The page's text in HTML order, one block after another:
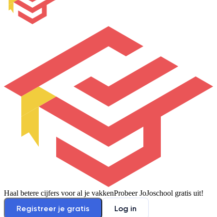
Haal betere cijfers voor al je vakkenProbeer JoJoschool gratis uit!
Registreer je gratis Log in